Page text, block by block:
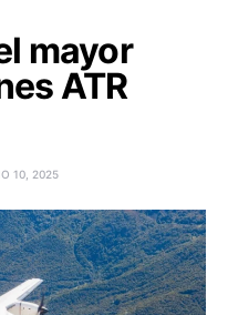
mayor
ATR
10, 2025